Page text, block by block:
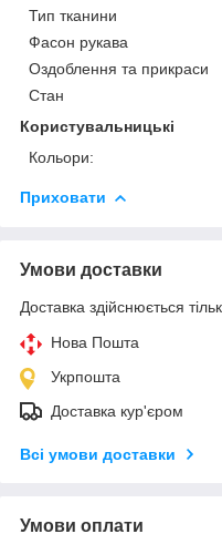
Тип тканини
Фасон рукава
Оздоблення та прикраси
Стан
Користувальницькі
Кольори:
Приховати
Умови доставки
Доставка здійснюється
Нова Пошта
Укрпошта
Доставка кур'єром
Всі умови доставки
Умови оплати